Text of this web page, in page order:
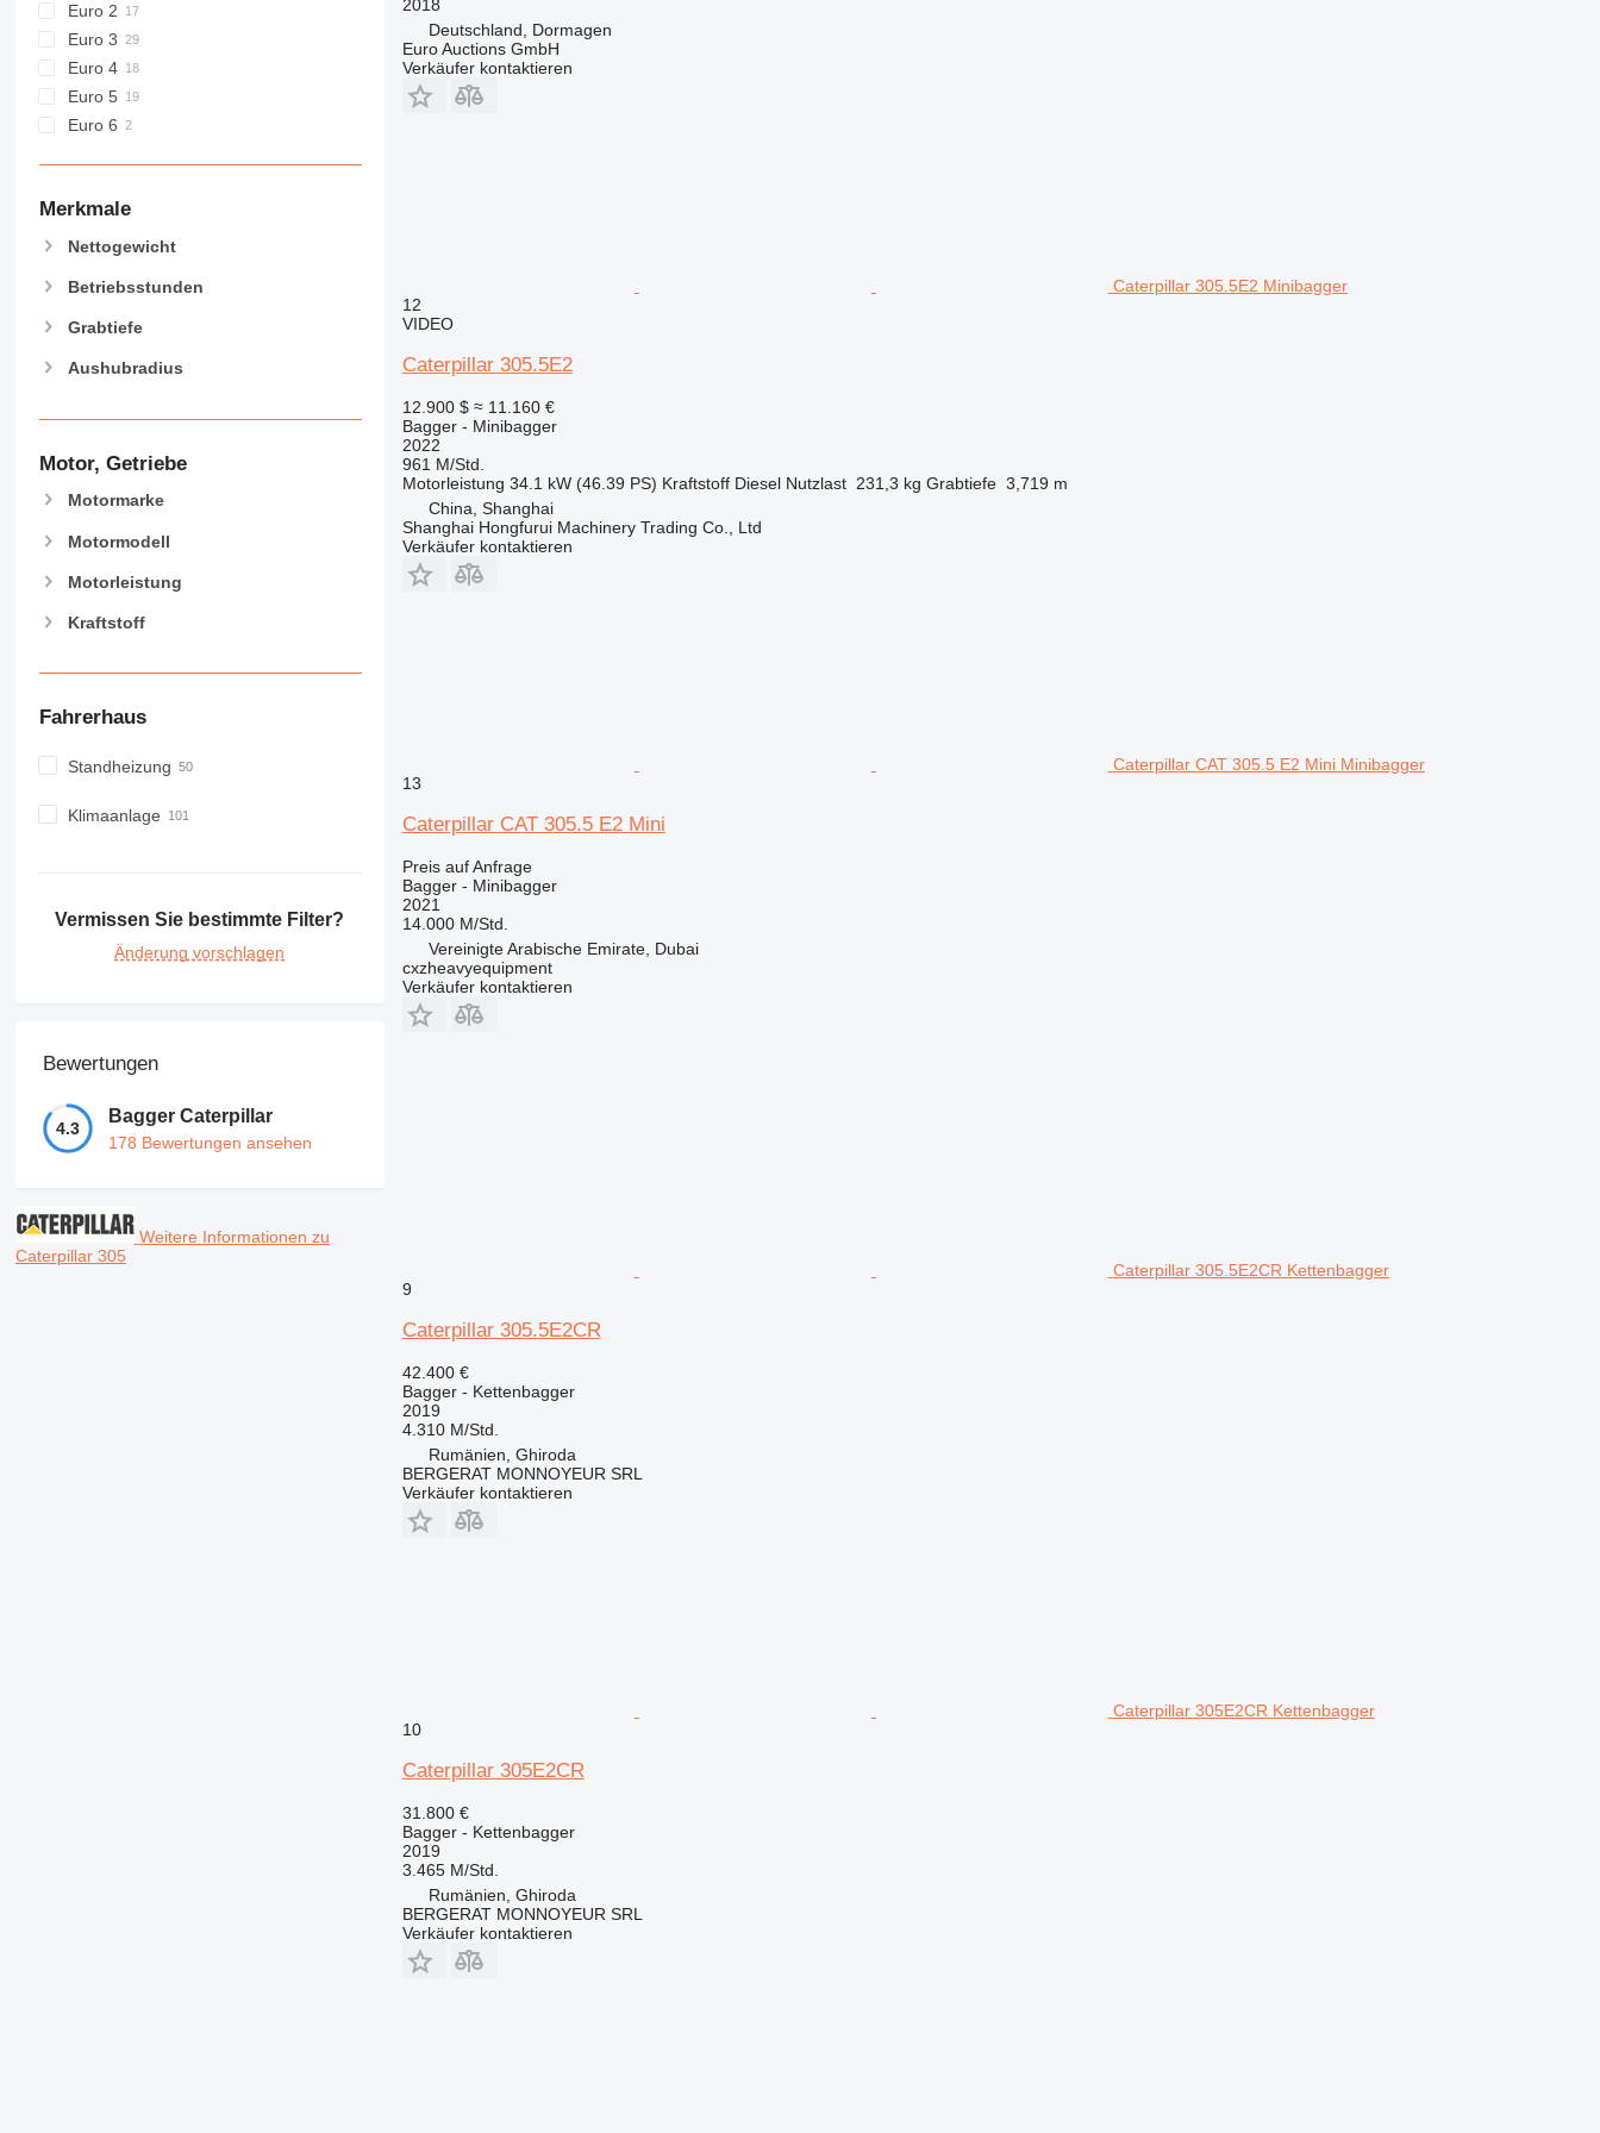
E70
E200B
F-series
GC
M-series
M312
M313
M316
M318
M322
M323
MH
MH3022
NR
Euro 2
Euro 3
Euro 4
Euro 5
Euro 6
Merkmale
Nettogewicht
Betriebsstunden
Grabtiefe
Aushubradius
Motor, Getriebe
Motormarke
Motormodell
Motorleistung
Kraftstoff
Fahrerhaus
Standheizung
Klimaanlage
Vermissen Sie bestimmte Filter?
Änderung vorschlagen
Bewertungen
4.3
Bagger Caterpillar
178 Bewertungen ansehen
Weitere Informationen zu
Caterpillar 305
2018
Deutschland, Dormagen
Euro Auctions GmbH
Verkäufer kontaktieren
Caterpillar 305.5E2 Minibagger
12
VIDEO
Caterpillar 305.5E2
12.900 $ ≈ 11.160 €
Bagger - Minibagger
2022
961 M/Std.
Motorleistung 34.1 kW (46.39 PS) Kraftstoff Diesel Nutzlast 231,3 kg Grabtiefe 3,719 m
China, Shanghai
Shanghai Hongfurui Machinery Trading Co., Ltd
Verkäufer kontaktieren
Caterpillar CAT 305.5 E2 Mini Minibagger
13
Caterpillar CAT 305.5 E2 Mini
Preis auf Anfrage
Bagger - Minibagger
2021
14.000 M/Std.
Vereinigte Arabische Emirate, Dubai
cxzheavyequipment
Verkäufer kontaktieren
Caterpillar 305.5E2CR Kettenbagger
9
Caterpillar 305.5E2CR
42.400 €
Bagger - Kettenbagger
2019
4.310 M/Std.
Rumänien, Ghiroda
BERGERAT MONNOYEUR SRL
Verkäufer kontaktieren
Caterpillar 305E2CR Kettenbagger
10
Caterpillar 305E2CR
31.800 €
Bagger - Kettenbagger
2019
3.465 M/Std.
Rumänien, Ghiroda
BERGERAT MONNOYEUR SRL
Verkäufer kontaktieren